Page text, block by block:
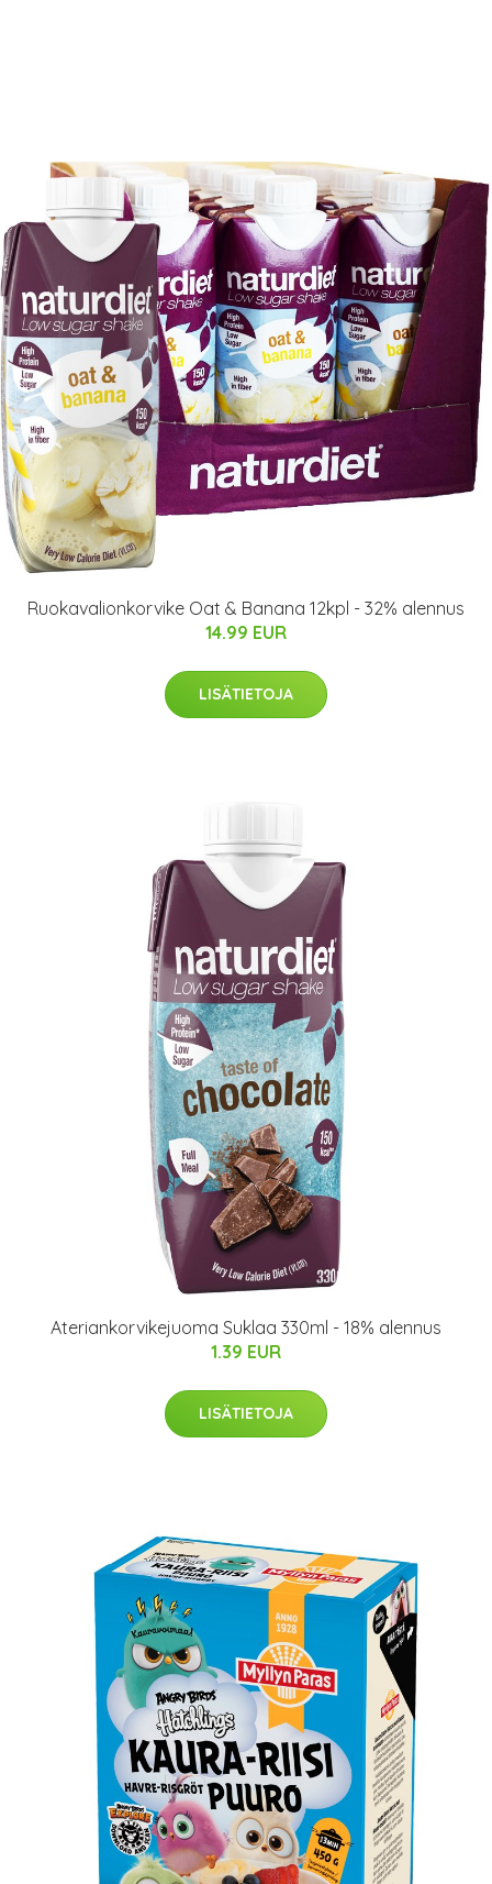
Ruokavalionkorvike Oat & Banana 12kpl - 32% alennus
14.99 EUR
LISÄTIETOJA
Ateriankorvikejuoma Suklaa 330ml - 18% alennus
1.39 EUR
LISÄTIETOJA